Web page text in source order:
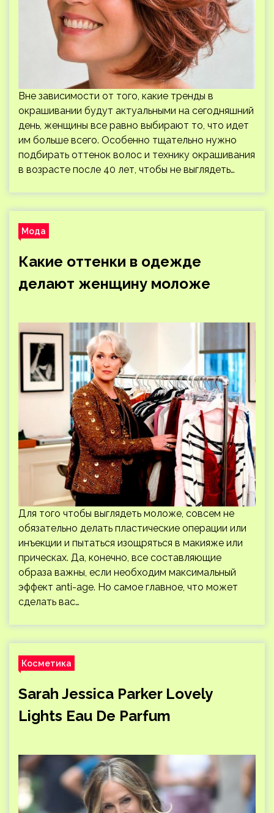
Вне зависимости от того, какие тренды в
окрашивании будут актуальными на сегодняшний
день, женщины все равно выбирают то, что идет
им больше всего. Особенно тщательно нужно
подбирать оттенок волос и технику окрашивания
в возрасте после 40 лет, чтобы не выглядеть…
Мода
Какие оттенки в одежде
делают женщину моложе
Для того чтобы выглядеть моложе, совсем не
обязательно делать пластические операции или
инъекции и пытаться изощряться в макияже или
прическах. Да, конечно, все составляющие
образа важны, если необходим максимальный
эффект anti-age. Но самое главное, что может
сделать вас…
Косметика
Sarah Jessica Parker Lovely
Lights Eau De Parfum